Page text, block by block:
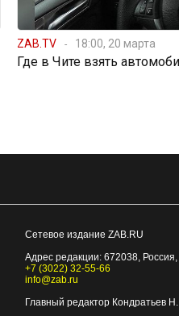
ZAB.TV 18:00, 20 марта
Где в Чите взять
Сетевое издание ZAB.RU
Адрес редакции: 672038, Россия,
+7 (3022) 32-55-66
info@zab.ru
Главный редактор Кондратьев